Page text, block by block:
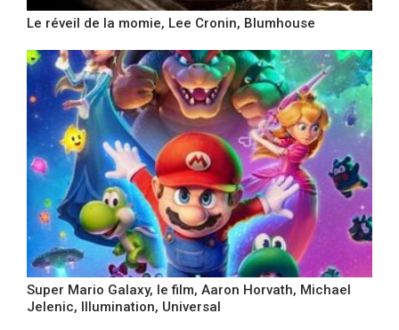
Le réveil de la momie, Lee Cronin, Blumhouse
Super Mario Galaxy, le film, Aaron Horvath, Michael
Jelenic, Illumination, Universal